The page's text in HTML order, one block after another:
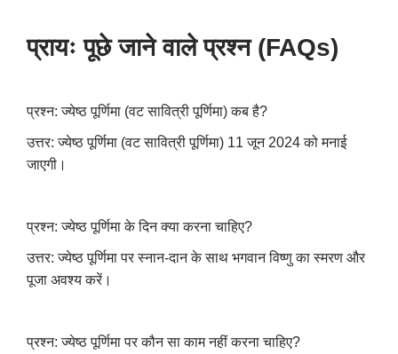
प्रायः पूछे जाने वाले प्रश्न (FAQs)
प्रश्न: ज्‍येष्‍ठ पूर्णिमा (वट सावित्री पूर्णिमा) कब है?
उत्तर: ज्‍येष्‍ठ पूर्णिमा (वट सावित्री पूर्णिमा) 11 जून 2024 को मनाई
जाएगी।
प्रश्न: ज्‍येष्‍ठ पूर्णिमा के दिन क्या करना चाहिए?
उत्तर: ज्‍येष्‍ठ पूर्णिमा पर स्नान-दान के साथ भगवान विष्णु का स्मरण और
पूजा अवश्य करें।
प्रश्न: ज्‍येष्‍ठ पूर्णिमा पर कौन सा काम नहीं करना चाहिए?